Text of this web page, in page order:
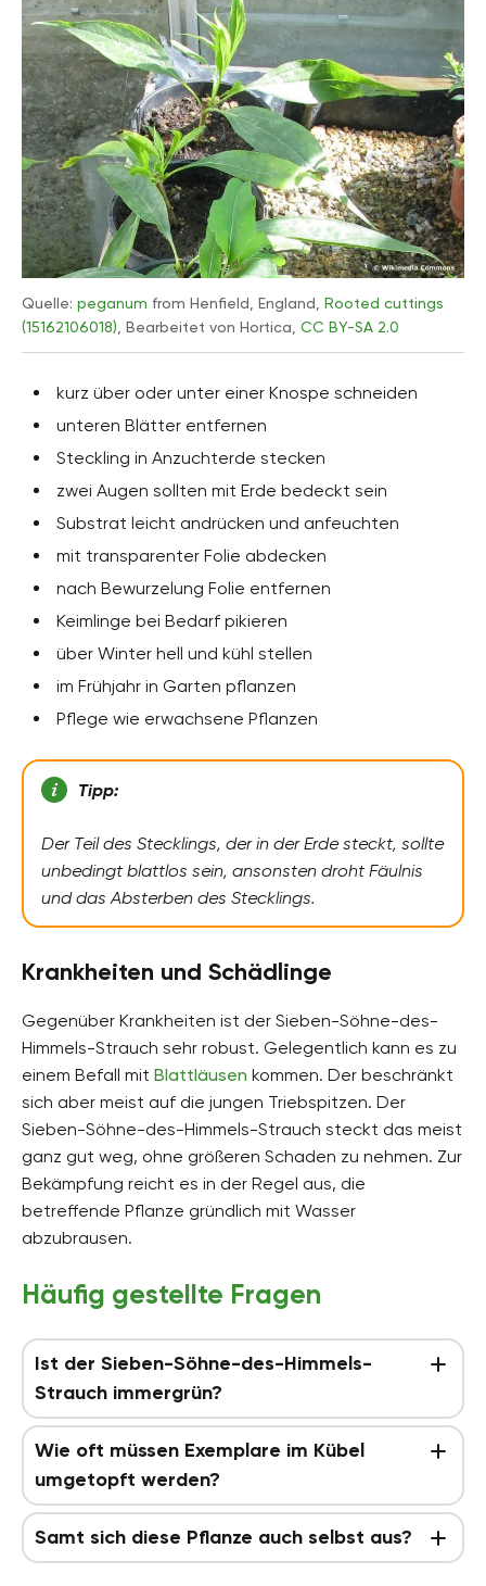
Quelle: peganum from Henfield, England, Rooted cuttings
(15162106018) , Bearbeitet von Hortica, CC BY-SA 2.0
kurz über oder unter einer Knospe schneiden
unteren Blätter entfernen
Steckling in Anzuchterde stecken
zwei Augen sollten mit Erde bedeckt sein
Substrat leicht andrücken und anfeuchten
mit transparenter Folie abdecken
nach Bewurzelung Folie entfernen
Keimlinge bei Bedarf pikieren
über Winter hell und kühl stellen
im Frühjahr in Garten pflanzen
Pflege wie erwachsene Pflanzen
Tipp:
Der Teil des Stecklings, der in der Erde steckt, sollte
unbedingt blattlos sein, ansonsten droht Fäulnis
und das Absterben des Stecklings.
Krankheiten und Schädlinge
Gegenüber Krankheiten ist der Sieben-Söhne-des-
Himmels-Strauch sehr robust. Gelegentlich kann es zu
einem Befall mit Blattläusen kommen. Der beschränkt
sich aber meist auf die jungen Triebspitzen. Der
Sieben-Söhne-des-Himmels-Strauch steckt das meist
ganz gut weg, ohne größeren Schaden zu nehmen. Zur
Bekämpfung reicht es in der Regel aus, die
betreffende Pflanze gründlich mit Wasser
abzubrausen.
Häufig gestellte Fragen
Ist der Sieben-Söhne-des-Himmels-
Strauch immergrün?
Wie oft müssen Exemplare im Kübel
umgetopft werden?
Samt sich diese Pflanze auch selbst aus?